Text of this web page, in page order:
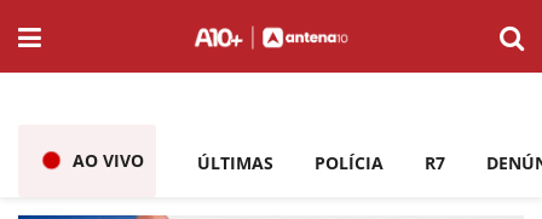
AO VIVO ÚLTIMAS POLÍCIA R7